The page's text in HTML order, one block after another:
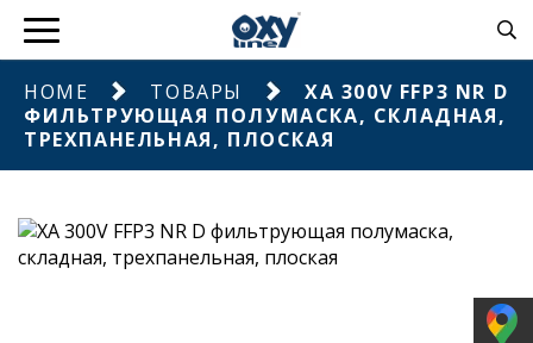
HOME ТОВАРЫ
XA 300V FFP3 NR D
ФИЛЬТРУЮЩАЯ ПОЛУМАСКА, СКЛАДНАЯ,
ТРЕХПАНЕЛЬНАЯ, ПЛОСКАЯ